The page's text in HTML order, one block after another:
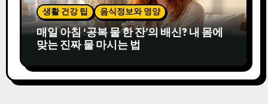
생활 건강 팁 음식정보와 영양
매일 아침 ‘공복 물 한 잔’의 배신? 내 몸에
맞는 진짜 물 마시는 법